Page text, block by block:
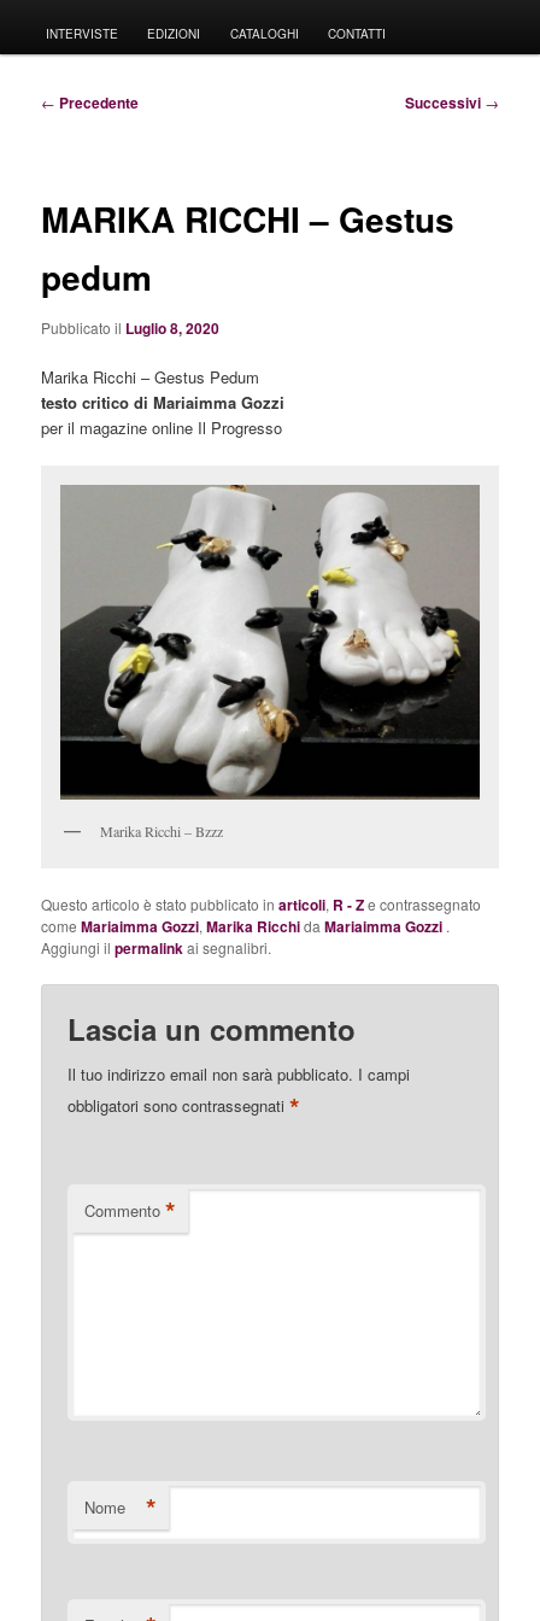
INTERVISTE EDIZIONI CATALOGHI CONTATTI
Navigazione
← Precedente Successivi →
MARIKA RICCHI – Gestus
pedum
Pubblicato il Luglio 8, 2020
Marika Ricchi – Gestus Pedum
testo critico di Mariaimma Gozzi
per il magazine online Il Progresso
Marika Ricchi – Bzzz
Questo articolo è stato pubblicato inarticoli, R - Ze contrassegnato
comeMariaimma Gozzi,Marika RicchidaMariaimma Gozzi .
Aggiungi ilpermalinkai segnalibri.
Lascia un commento
Il tuo indirizzo email non sarà pubblicato. I campi
obbligatori sono contrassegnati*
Commento *
Nome *